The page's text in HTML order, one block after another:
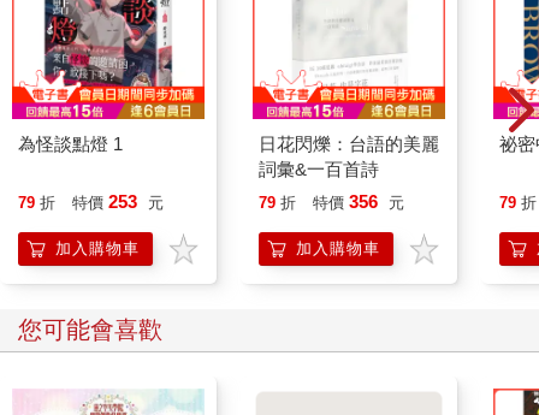
為怪談點燈 1
79 折 特價 253 元
加入購物車
日花閃爍：台語的美麗
詞彙&一百首詩
79 折 特價 356 元
加入購物車
祕
79 折
您可能會喜歡